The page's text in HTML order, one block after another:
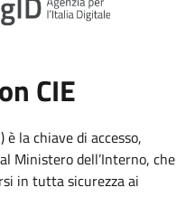
CIE
la chiave di accesso,
Ministero dell’Interno, che
in tutta sicurezza ai